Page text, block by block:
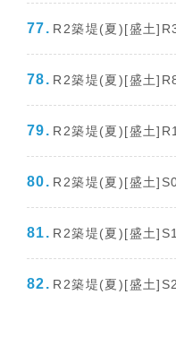
R2築堤(夏)[盛土
R2築堤(夏)[盛土
R2築堤(夏)[盛土
R2築堤(夏)[盛土
R2築堤(夏)[盛土
R2築堤(夏)[盛土